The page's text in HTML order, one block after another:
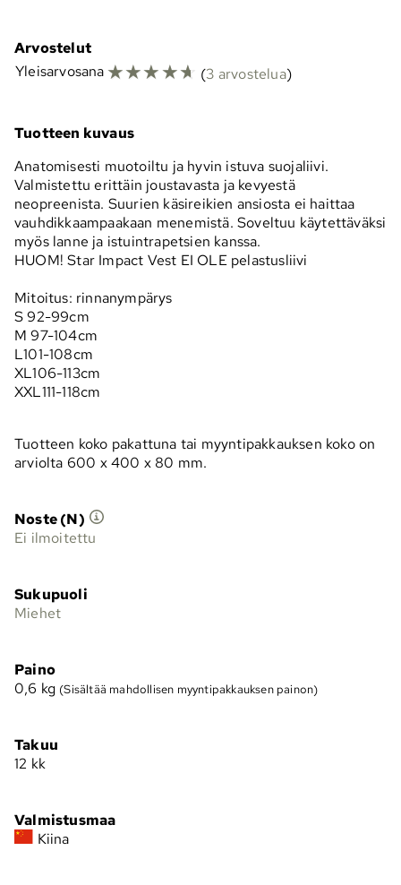
Arvostelut
Yleisarvosana ☆☆☆☆☆ (3 arvostelua)
Tuotteen kuvaus
Anatomisesti muotoiltu ja hyvin istuva suojaliivi.
Valmistettu erittäin joustavasta ja kevyestä
neopreenista. Suurien käsireikien ansiosta ei haittaa
vauhdikkaampaakaan menemistä. Soveltuu käytettäväksi
myös lanne ja istuintrapetsien kanssa.
HUOM! Star Impact Vest EI OLE pelastusliivi
Mitoitus: rinnanympärys
S 92-99cm
M 97-104cm
L101-108cm
XL106-113cm
XXL111-118cm
Tuotteen koko pakattuna tai myyntipakkauksen koko on
arviolta 600 x 400 x 80 mm.
Noste (N)
Ei ilmoitettu
Sukupuoli
Miehet
Paino
0,6 kg (Sisältää mahdollisen myyntipakkauksen painon)
Takuu
12 kk
Valmistusmaa
Kiina